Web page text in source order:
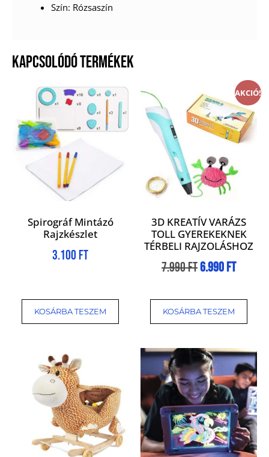
Szín: Rózsaszín
KAPCSOLÓDÓ TERMÉKEK
Spirográf Mintázó
Rajzkészlet
3.100 Ft
KOSÁRBA TESZEM
AKCIÓ!
3D KREATÍV VARÁZS
TOLL GYEREKEKNEK
TÉRBELI RAJZOLÁSHOZ
7.990Ft6.990Ft
KOSÁRBA TESZEM